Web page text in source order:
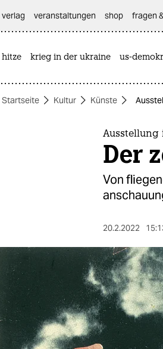
themen
berlin
nord
wahrheit
verlag
veranstaltungen shop fragen
hitze krieg in der ukraine us-
Startseite Kultur Künste
Ausstellung
Der
Von
20.2.2022